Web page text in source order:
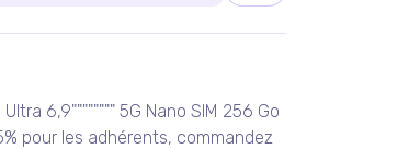
6,9"""""""" 5G Nano SIM 256 Go
pour les adhérents, commandez